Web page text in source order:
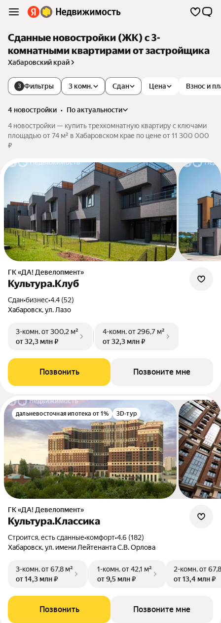
Сданные новостройки (ЖК) с 3-
комнатными квартирами от застройщика
Хабаровский край
3 Фильтры Цена Взнос и
3 комн. Сдан
4 новостройки •
по актуальности
4 новостройки — купить трехкомнатную квартиру с ключами
площадью от 74 м² в Хабаровском крае по цене от 11 300 000
₽
ГК «ДА! Девелопмент»
Культура.Клуб
Сдан•бизнес•4.4 (52)
Хабаровск, ул. Лазо
3-комн.от 300,2 м²
от 32,3 млн ₽
4-комн.от 296,7 м²
от 32,3 млн ₽
Позвонить Позвоните мне
дальневосточная ипотека от 1% 3D-тур
ГК «ДА! Девелопмент»
Культура.Классика
Строится, есть сданные•комфорт•4.6 (182)
Хабаровск, ул. имени Лейтенанта С.В. Орлова
3-комн.от 67,8 м²
от 14,3 млн ₽
1-комн.от 42,1 м²
от 9,5 млн ₽
2-комн.от
от 13,4 млн ₽
Позвонить Позвоните мне